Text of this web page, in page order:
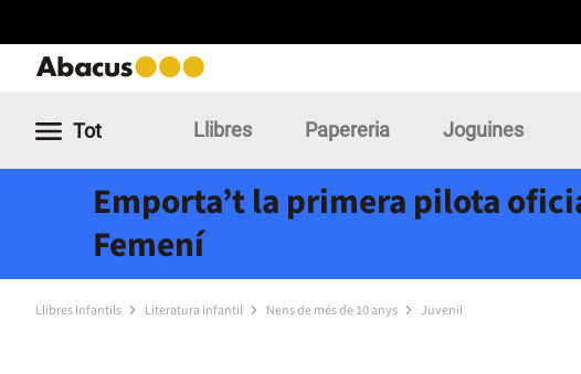
Tot Llibres Papereria Joguines
Emporta’t la primera pilota
Femení
Llibres Infantils Literatura infantil Nens de més de 10 anys Juvenil